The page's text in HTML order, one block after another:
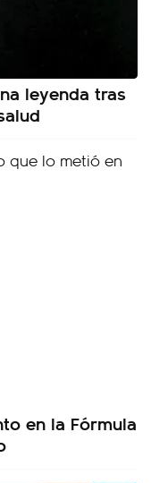
leyenda tras
en la Fórmula